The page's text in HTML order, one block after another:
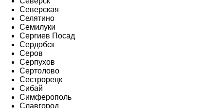
Северская
Селятино
Семилуки
Сергиев Посад
Сердобск
Серов
Серпухов
Сертолово
Сестрорецк
Сибай
Симферополь
Славгород